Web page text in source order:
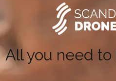
All you need to